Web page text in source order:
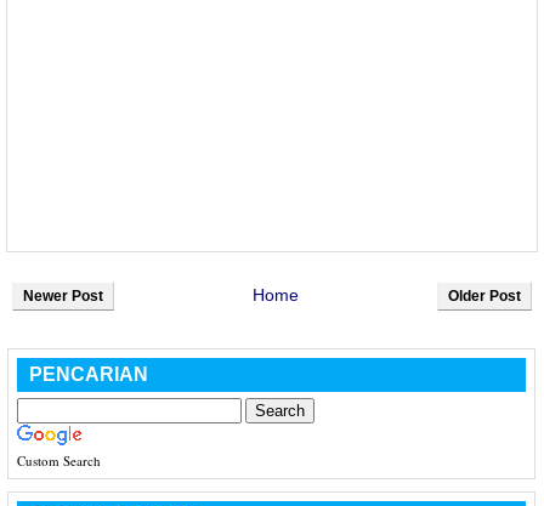
Newer Post Older Post
Home
PENCARIAN
Custom Search